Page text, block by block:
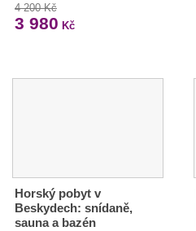
4 200 Kč
3 980 Kč
Horský pobyt v
Beskydech: snídaně,
sauna a bazén